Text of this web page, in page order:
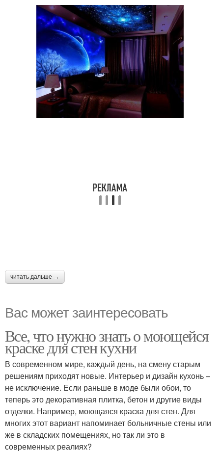
читать дальше →
Вас может заинтересовать
Все, что нужно знать о моющейся
краске для стен кухни
В современном мире, каждый день, на смену старым
решениям приходят новые. Интерьер и дизайн кухонь –
не исключение. Если раньше в моде были обои, то
теперь это декоративная плитка, бетон и другие виды
отделки. Например, моющаяся краска для стен. Для
многих этот вариант напоминает больничные стены или
же в складских помещениях, но так ли это в
современных реалиях?